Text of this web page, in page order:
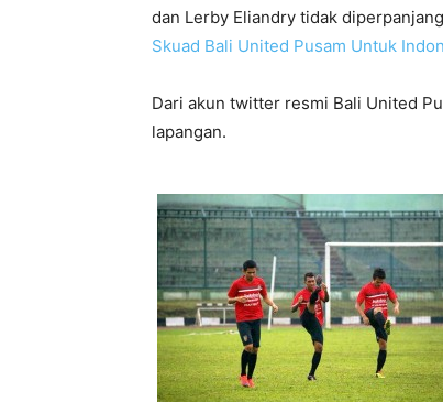
dan Lerby Eliandry tidak
Skuad Bali United Pusam Untuk
Dari akun twitter resmi Bali United
lapangan.